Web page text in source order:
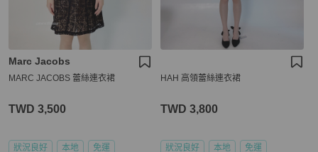
Marc Jacobs
MARC JACOBS 蕾絲連衣裙
TWD 3,500
狀況良好 本地 免運
HAH 高領蕾絲連衣裙
TWD 3,800
狀況良好 本地 免運